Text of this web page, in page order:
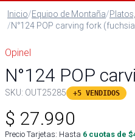
Inicio/Equipo de Montaña/
/N°124 POP carving fork
Opinel
N°124 POP
SKU: OUT25285 +5 VENDIDOS
$ 27.990
Precio Tarjetas: Hasta 6 cuotas de $